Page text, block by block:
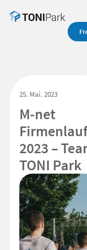
25. Mai. 2023
M-net
2023 –
TONI Park